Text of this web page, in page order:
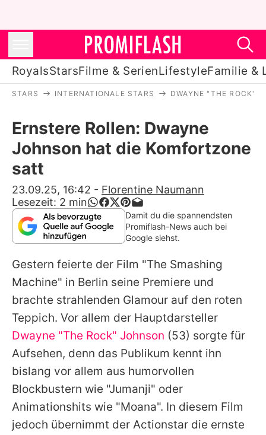
RoyalsStarsFilme & SerienLifestyleFamilie &
Stars
Filme & Serien
Lifestyle
Familie & Liebe
Promiflash Exklusiv
Alle Themen auf Promiflash
Jobs
App runterladen
Team
Redaktionelle Richtlinien
Impressum
Datenschutzerklärung
STARS INTERNATIONALE STARS DWAYNE "THE ROCK"
Ernstere Rollen: Dwayne
Johnson hat die Komfortzone
satt
23.09.25, 16:42 - Florentine Naumann
Lesezeit: 2 min
Damit du die spannendsten
Promiflash-News auch bei
Google siehst.
Gestern feierte der Film "The Smashing
Machine" in Berlin seine Premiere und
brachte strahlenden Glamour auf den roten
Teppich. Vor allem der Hauptdarsteller
Dwayne "The Rock" Johnson (53) sorgte für
Aufsehen, denn das Publikum kennt ihn
bislang vor allem aus humorvollen
Blockbustern wie "Jumanji" oder
Animationshits wie "Moana". In diesem Film
jedoch übernimmt der Actionstar die ernste